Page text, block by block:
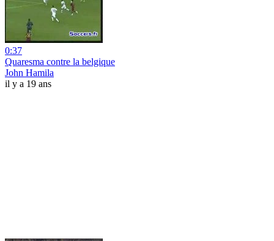
0:37
Quaresma contre la belgique
John Hamila
il y a 19 ans